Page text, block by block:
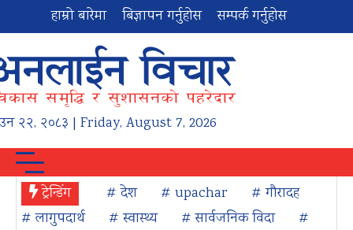
हाम्रो बारेमा बिज्ञापन गर्नुहोस सम्पर्क गर्नुहोस
२२, २०८३ | Friday, August 7, 2026
ट्रेन्डिंग # देश # upachar
# गौरादह
# लागुपदार्थ
# स्वास्थ्य # सार्वजनिक विदा
#